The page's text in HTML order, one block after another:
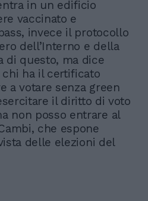
in un edificio
vaccinato e
invece il protocollo
dell’Interno e della
di questo, ma dice
ha il certificato
a votare senza green
il diritto di voto
non posso entrare al
che espone
delle elezioni del